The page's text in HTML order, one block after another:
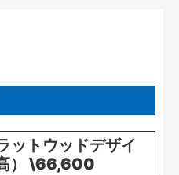
トウッドデザイ
） \66,600